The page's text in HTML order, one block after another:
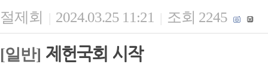
절제회 | 2024.03.25 11:21 | 조회 2245
[일반] 제헌국회 시작